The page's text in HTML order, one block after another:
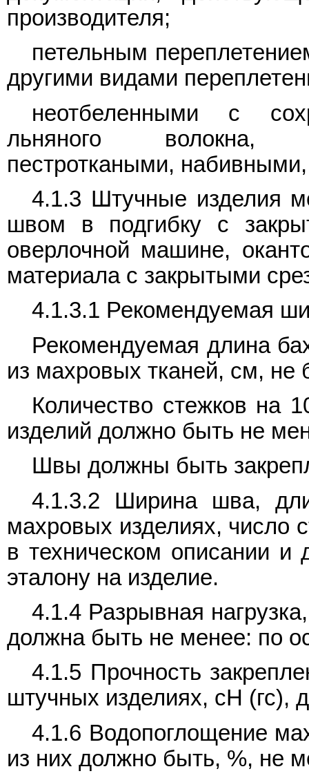
производителя;
петельным
другими видами
неотбеленными с
льняного волокна,
пестроткаными,
4.1.3 Штучные изделия
швом в подгибку с
оверлочной машине,
материала с закрытыми
4.1.3.1 Рекомендуемая
Рекомендуемая длина
из махровых тканей, см, не
Количество стежков на
изделий должно быть не
Швы должны быть
4.1.3.2 Ширина шва,
махровых изделиях, число
в техническом описании и
эталону на изделие.
4.1.4 Разрывная
должна быть не менее: по
4.1.5 Прочность
штучных изделиях, сН (гс),
4.1.6 Водопоглощение
из них должно быть, %, не